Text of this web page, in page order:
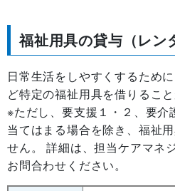
福祉用具の貸与（レン
日常生活をしやすくするため
ど特定の福祉用具を借りること
※ただし、要支援１・２、要介
当てはまる場合を除き、福祉
せん。 詳細は、担当ケアマネ
お問合わせください。